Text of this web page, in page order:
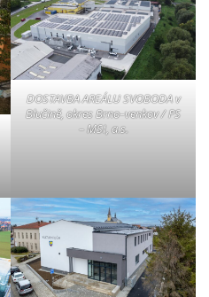
DOSTAVBA AREÁLU SVOBODA v
Blučině, okres Brno–venkov / PS
– MSI, a.s.